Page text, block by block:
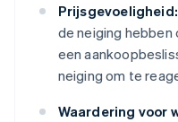
Prijsgevoeligheid:
de neiging
een
neiging om te
Waardering voor